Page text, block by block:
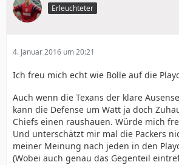
Erleuchteter
4. Januar 2016 um 20:21
Ich freu mich echt wie Bolle auf die
Auch wenn die Texans der klare
kann die Defense um Watt ja doch
Chiefs einen raushauen. Würde mich
Und unterschätzt mir mal die Packers
meiner Meinung nach jeden in den
(Wobei auch genau das Gegenteil